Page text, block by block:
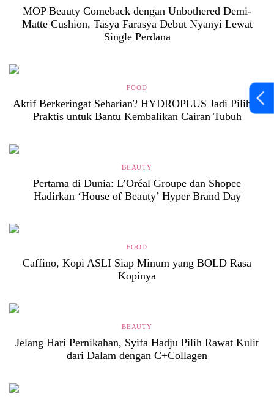
MOP Beauty Comeback dengan Unbothered Demi-
Matte Cushion, Tasya Farasya Debut Nyanyi Lewat
Single Perdana
FOOD
Aktif Berkeringat Seharian? HYDROPLUS Jadi Pilihan
Praktis untuk Bantu Kembalikan Cairan Tubuh
BEAUTY
Pertama di Dunia: L’Oréal Groupe dan Shopee
Hadirkan ‘House of Beauty’ Hyper Brand Day
FOOD
Caffino, Kopi ASLI Siap Minum yang BOLD Rasa
Kopinya
BEAUTY
Jelang Hari Pernikahan, Syifa Hadju Pilih Rawat Kulit
dari Dalam dengan C+Collagen